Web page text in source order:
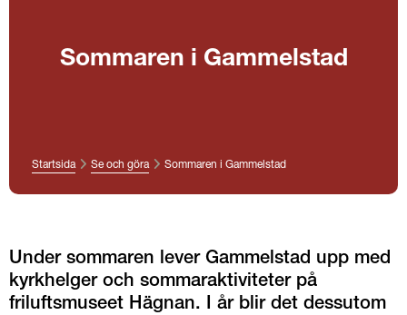
Sommaren i Gammelstad
Startsida Se och göra Sommaren i Gammelstad
Under sommaren lever Gammelstad upp med
kyrkhelger och sommaraktiviteter på
friluftsmuseet Hägnan. I år blir det dessutom